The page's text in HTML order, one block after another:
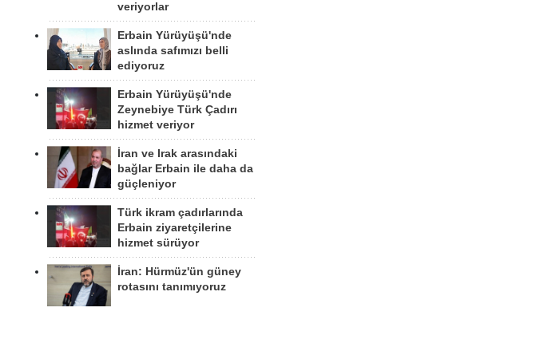
veriyorlar
Erbain Yürüyüşü'nde
aslında safımızı belli
ediyoruz
Erbain Yürüyüşü'nde
Zeynebiye Türk Çadırı
hizmet veriyor
İran ve Irak arasındaki
bağlar Erbain ile daha da
güçleniyor
Türk ikram çadırlarında
Erbain ziyaretçilerine
hizmet sürüyor
İran: Hürmüz'ün güney
rotasını tanımıyoruz